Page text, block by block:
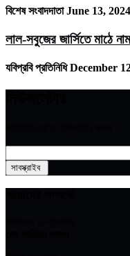
বিশেষ সংবাদদাতাJune 13, 2024
লাল-সবুজের জার্সিতে মাঠে
যবিপ্রবি প্রতিনিধিDecember